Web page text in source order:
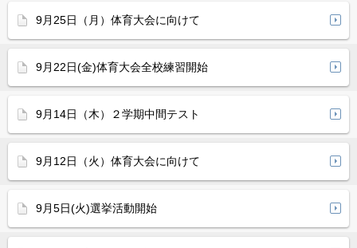
9月25日（月）体育大会に向けて
9月22日(金)体育大会全校練習開始
9月14日（木）２学期中間テスト
9月12日（火）体育大会に向けて
9月5日(火)選挙活動開始